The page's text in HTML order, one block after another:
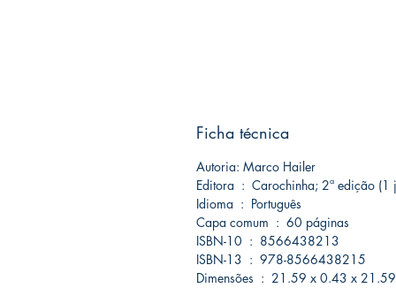
Ficha técnica
Autoria: Marco Hailer
Editora ‏ : ‎ Carochinha; 2ª
Idioma ‏ : ‎ Português
Capa comum ‏ : ‎ 60 páginas
ISBN-10 ‏ : ‎ 8566438213
ISBN-13 ‏ : ‎ 978-8566438215
Dimensões ‏ : ‎ 21.59 x 0.43 x